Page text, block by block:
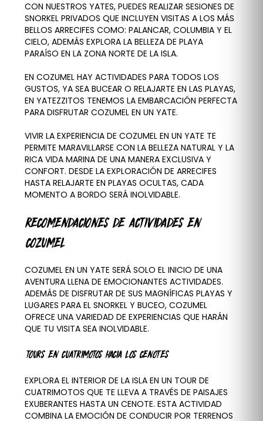
CON NUESTROS YATES, PUEDES REALIZAR SESIONES DE
SNORKEL PRIVADOS QUE INCLUYEN VISITAS A LOS MÁS
BELLOS ARRECIFES COMO: PALANCAR, COLUMBIA Y EL
CIELO, ADEMÁS EXPLORA LA BELLEZA DE PLAYA
PARAÍSO EN LA ZONA NORTE DE LA ISLA.
EN COZUMEL HAY ACTIVIDADES PARA TODOS LOS
GUSTOS, YA SEA BUCEAR O RELAJARTE EN LAS PLAYAS,
EN YATEZZITOS TENEMOS LA EMBARCACIÓN PERFECTA
PARA DISFRUTAR COZUMEL EN UN YATE.
VIVIR LA EXPERIENCIA DE COZUMEL EN UN YATE TE
PERMITE MARAVILLARSE CON LA BELLEZA NATURAL Y LA
RICA VIDA MARINA DE UNA MANERA EXCLUSIVA Y
CONFORT. DESDE LA EXPLORACIÓN DE ARRECIFES
HASTA RELAJARTE EN PLAYAS OCULTAS, CADA
MOMENTO A BORDO SERÁ INOLVIDABLE.
RECOMENDACIONES DE ACTIVIDADES EN
COZUMEL
COZUMEL EN UN YATE SERÁ SOLO EL INICIO DE UNA
AVENTURA LLENA DE EMOCIONANTES ACTIVIDADES.
ADEMÁS DE DISFRUTAR DE SUS MAGNÍFICAS PLAYAS Y
LUGARES PARA EL SNORKEL Y BUCEO, COZUMEL
OFRECE UNA VARIEDAD DE EXPERIENCIAS QUE HARÁN
QUE TU VISITA SEA INOLVIDABLE.
TOURS EN CUATRIMOTOS HACIA LOS CENOTES
EXPLORA EL INTERIOR DE LA ISLA EN UN TOUR DE
CUATRIMOTOS QUE TE LLEVA A TRAVÉS DE PAISAJES
EXUBERANTES HASTA UN CENOTE. ESTA ACTIVIDAD
COMBINA LA EMOCIÓN DE CONDUCIR POR TERRENOS